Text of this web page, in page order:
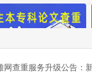
网查重服务升级公告：